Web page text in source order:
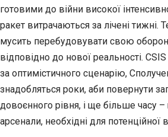
готовими до війни високої
ракет витрачаються за лічені тижні.
мусить перебудовувати свою
відповідно до нової реальності.
за оптимістичного сценарію,
знадобляться роки, аби повернути
довоєнного рівня, і ще більше часу
арсенали, необхідні для потенційної